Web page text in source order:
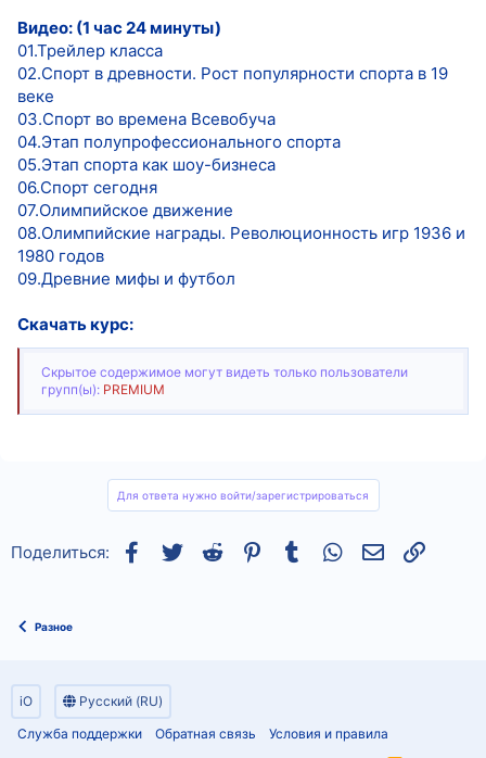
Видео: (1 час 24 минуты)
01.Трейлер класса
02.Спорт в древности. Рост популярности спорта в 19
веке
03.Спорт во времена Всевобуча
04.Этап полупрофессионального спорта
05.Этап спорта как шоу-бизнеса
06.Спорт сегодня
07.Олимпийское движение
08.Олимпийские награды. Революционность игр 1936 и
1980 годов
09.Древние мифы и футбол
Скачать курс:
Скрытое содержимое могут видеть только пользователи
групп(ы): PREMIUM
Для ответа нужно войти/зарегистрироваться
Поделиться: Facebook
TwitterReddit Pinterest
Tumblr WhatsAppСсылка
Разное
iO
Русский (RU)
Служба поддержки
Обратная связь
Условия и правила